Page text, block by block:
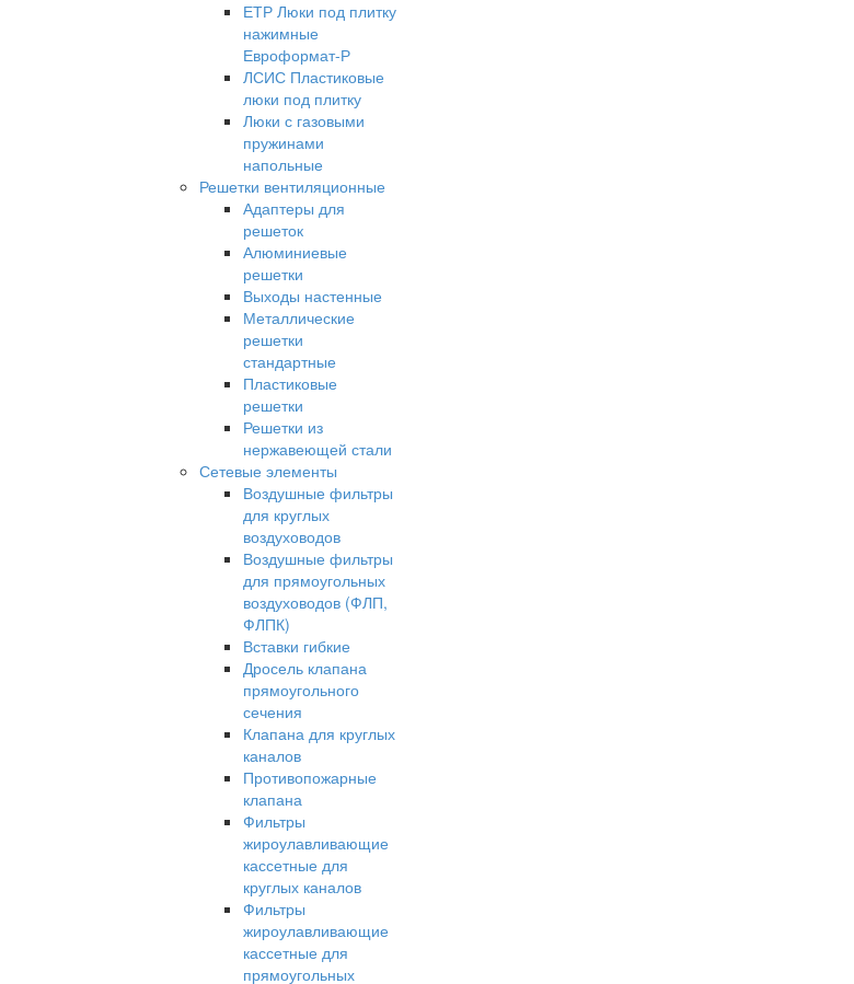
ЕТР Люки под плитку
нажимные
Евроформат-Р
ЛСИС Пластиковые
люки под плитку
Люки с газовыми
пружинами
напольные
Решетки вентиляционные
Адаптеры для
решеток
Алюминиевые
решетки
Выходы настенные
Металлические
решетки
стандартные
Пластиковые
решетки
Решетки из
нержавеющей стали
Сетевые элементы
Воздушные фильтры
для круглых
воздуховодов
Воздушные фильтры
для прямоугольных
воздуховодов (ФЛП,
ФЛПК)
Вставки гибкие
Дросель клапана
прямоугольного
сечения
Клапана для круглых
каналов
Противопожарные
клапана
Фильтры
жироулавливающие
кассетные для
круглых каналов
Фильтры
жироулавливающие
кассетные для
прямоугольных